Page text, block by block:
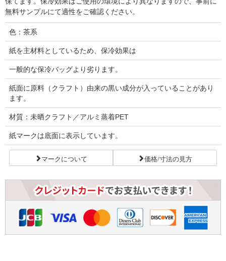
無料サンプルにて適性をご確認ください。
色：茶系
紙を主材料としているため、保冷効果は
一般的な保冷バッグより劣ります。
紙面に原料（クラフト）由来の黒い成分が入っていることがあり
ます。
材質：未晒クラフト／アルミ蒸着PET
紙マークは底面に表示しています。
マークについて 価格/寸法の見方